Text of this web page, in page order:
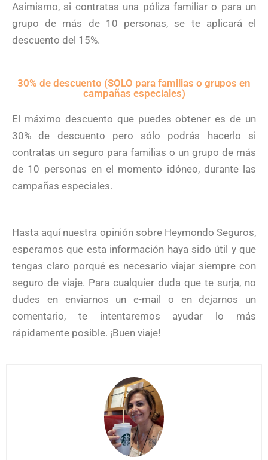
Asimismo, si contratas una póliza familiar o para un
grupo de más de 10 personas, se te aplicará el
descuento del 15%.
30% de descuento (SOLO para familias o grupos en
campañas especiales)​
El máximo descuento que puedes obtener es de un
30% de descuento pero sólo podrás hacerlo si
contratas un seguro para familias o un grupo de más
de 10 personas en el momento idóneo, durante las
campañas especiales.
Hasta aquí nuestra opinión sobre Heymondo Seguros,
esperamos que esta información haya sido útil y que
tengas claro porqué es necesario viajar siempre con
seguro de viaje. Para cualquier duda que te surja, no
dudes en enviarnos un e-mail o en dejarnos un
comentario, te intentaremos ayudar lo más
rápidamente posible. ¡Buen viaje!